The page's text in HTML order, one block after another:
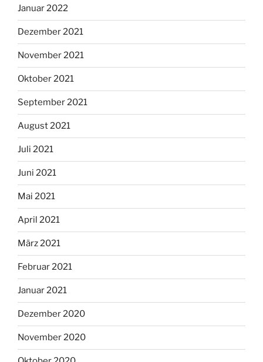
Januar 2022
Dezember 2021
November 2021
Oktober 2021
September 2021
August 2021
Juli 2021
Juni 2021
Mai 2021
April 2021
März 2021
Februar 2021
Januar 2021
Dezember 2020
November 2020